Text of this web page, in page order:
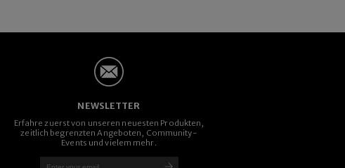
NEWSLETTER
Erfahre zuerst von unseren neuesten Produkten,
zeitlich begrenzten Angeboten, Community-
Events und vielem mehr.